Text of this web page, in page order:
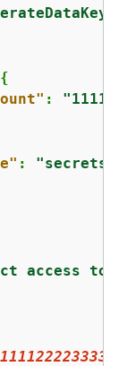
{
:
:
access to
111122223333